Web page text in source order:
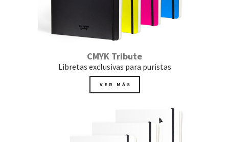
CMYK Tribute
Libretas exclusivas para puristas
VER MÁS